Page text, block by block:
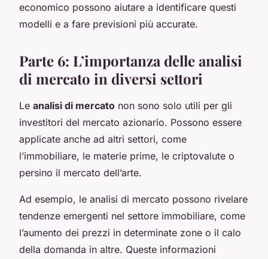
economico possono aiutare a identificare questi
modelli e a fare previsioni più accurate.
Parte 6: L’importanza delle analisi
di mercato in diversi settori
Le analisi di mercato non sono solo utili per gli
investitori del mercato azionario. Possono essere
applicate anche ad altri settori, come
l’immobiliare, le materie prime, le criptovalute o
persino il mercato dell’arte.
Ad esempio, le analisi di mercato possono rivelare
tendenze emergenti nel settore immobiliare, come
l’aumento dei prezzi in determinate zone o il calo
della domanda in altre. Queste informazioni